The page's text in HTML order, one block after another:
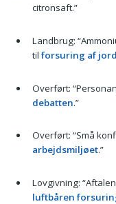
citronsaft.”
Landbrug:
tilforsuring af
Overført:
debatten.”
Overført: “Små
arbejdsmiljøet.”
Lovgivning:
luftbåren